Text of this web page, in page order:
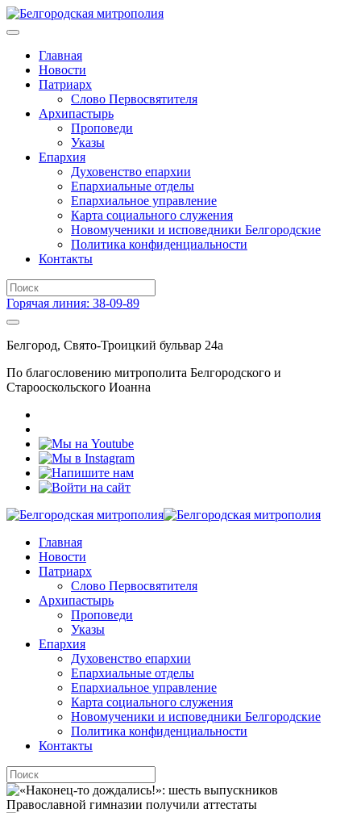
Главная
Новости
Патриарх
Слово Первосвятителя
Архипастырь
Проповеди
Указы
Епархия
Духовенство епархии
Епархиальные отделы
Епархиальное управление
Карта социального служения
Новомученики и исповедники Белгородские
Политика конфиденциальности
Контакты
Горячая линия: 38-09-89
Белгород, Свято-Троицкий бульвар 24а
По благословению митрополита Белгородского и
Старооскольского Иоанна
Главная
Новости
Патриарх
Слово Первосвятителя
Архипастырь
Проповеди
Указы
Епархия
Духовенство епархии
Епархиальные отделы
Епархиальное управление
Карта социального служения
Новомученики и исповедники Белгородские
Политика конфиденциальности
Контакты